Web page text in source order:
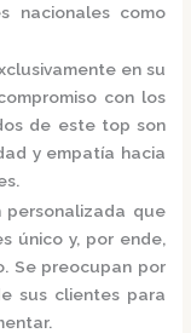
nacionales como
en su
con los
de este top son
y empatía hacia
personalizada que
único y, por ende,
Se preocupan por
sus clientes para